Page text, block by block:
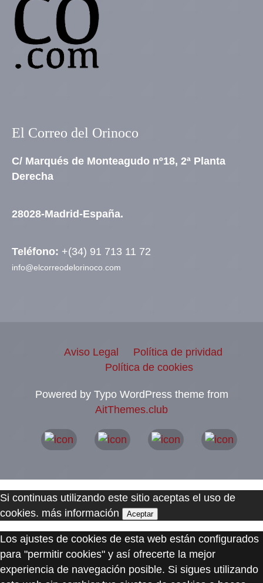
El Correo del Orinoco
C/ Marqués de Monteagudo nº18, 2ª Planta
Derecha
28028-Madrid-España.
Teléfono: +(34) 91 713 11 72
info@elcorreodelorinoco.com
Aviso Legal
Política de prividad
Política de cookies
Powered by Typo WordPress theme from
AitThemes.club
Si continuas utilizando este sitio aceptas el uso de
cookies. más información Aceptar
Los ajustes de cookies de esta web están configurados
para "permitir cookies" y así ofrecerte la mejor
experiencia de navegación posible. Si sigues utilizando